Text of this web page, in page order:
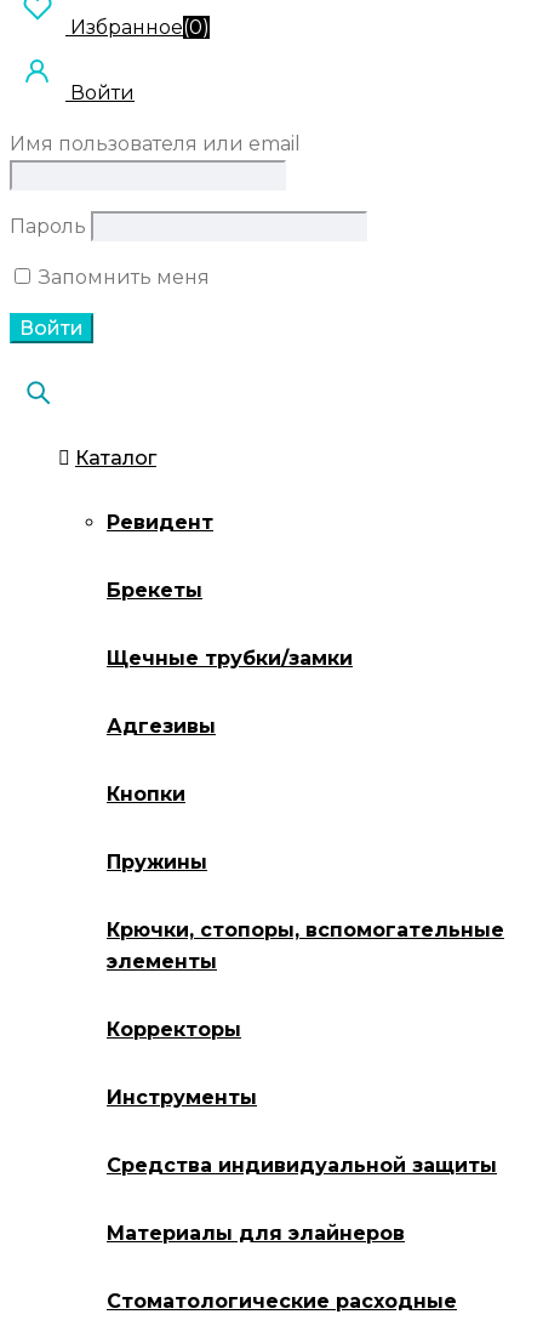
Избранное(0)
Войти
Имя пользователя или email
Пароль
Запомнить меня
Каталог
Ревидент
Брекеты
Щечные трубки/замки
Адгезивы
Кнопки
Пружины
Крючки, стопоры, вспомогательные
элементы
Корректоры
Инструменты
Средства индивидуальной защиты
Материалы для элайнеров
Стоматологические расходные